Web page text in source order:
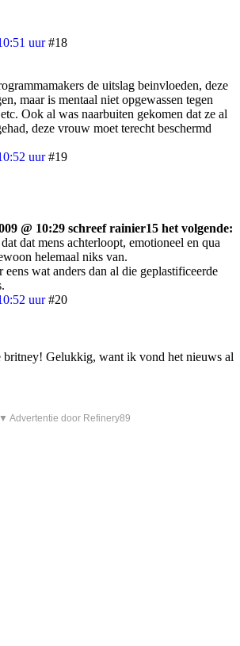
uur #18
de uitslag beinvloeden, deze
maar is mentaal niet opgewassen tegen
Ook al was naarbuiten gekomen dat ze al
deze vrouw moet terecht beschermd
uur #19
@ 10:29 schreef rainier15 het volgende:
dat mens achterloopt, emotioneel en qua
helemaal niks van.
wat anders dan al die geplastificeerde
uur #20
britney! Gelukkig, want ik vond het nieuws al
▼ Advertentie door Refinery89